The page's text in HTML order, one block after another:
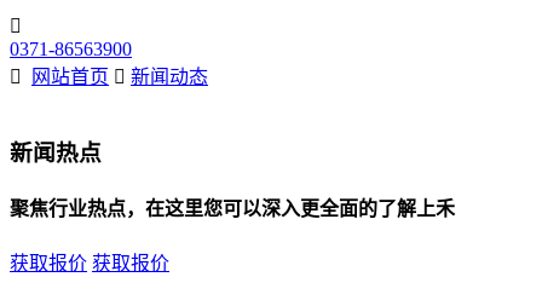

0371-86563900

网站首页  新闻动态
新闻热点
聚焦行业热点，在这里您可以深入更全面的了解上禾
获取报价 获取报价